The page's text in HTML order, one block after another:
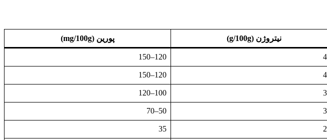
نیتروژن (g/100g) پورین (mg/100g)
120–150
120–150
100–120
50–70
35